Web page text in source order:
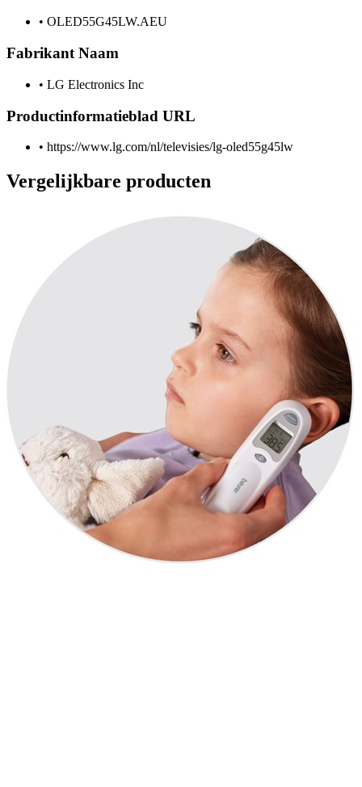
• OLED55G45LW.AEU
Fabrikant Naam
• LG Electronics Inc
Productinformatieblad URL
• https://www.lg.com/nl/televisies/lg-oled55g45lw
Vergelijkbare producten